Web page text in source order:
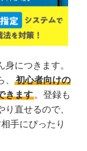
につきます。
初心者向けの
きます 。登録も
直せるので、
手にぴったり